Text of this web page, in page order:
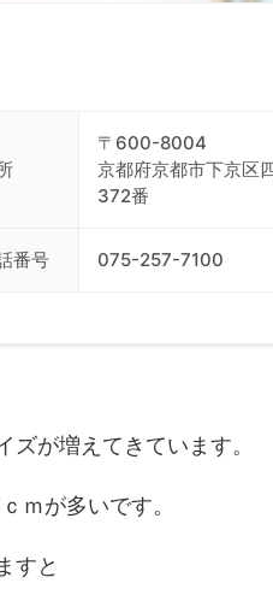
〒600-8004
京都府京都市下京区
372番
番号 075-257-7100
が増えてきています。
ｍが多いです。
すと